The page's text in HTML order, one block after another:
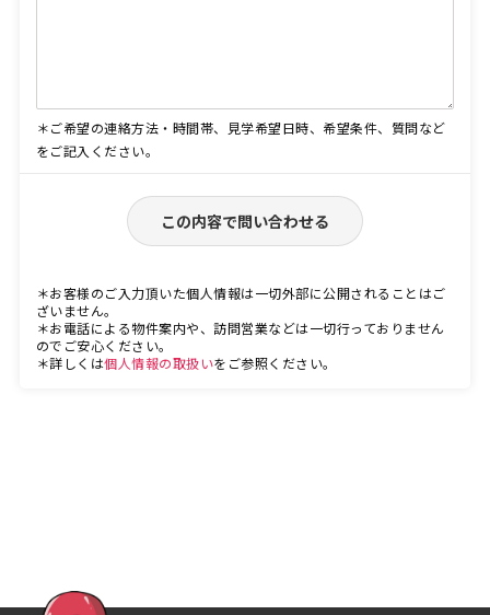
＊ご希望の連絡方法・時間帯、見学希望日時、希望条件、質問など
をご記入ください。
この内容で問い合わせる
＊お客様のご入力頂いた個人情報は一切外部に公開されることはご
ざいません。
＊お電話による物件案内や、訪問営業などは一切行っておりません
のでご安心ください。
＊詳しくは個人情報の取扱いをご参照ください。